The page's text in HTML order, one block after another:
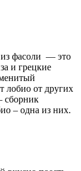
из фасоли — это
и грецкие
лобио от других
сборник
– одна из них.